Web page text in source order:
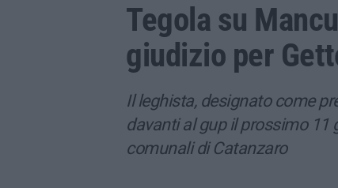
Tegola su
giudizio per
Il leghista, designato come
davanti al gup il prossimo 11
comunali di Catanzaro